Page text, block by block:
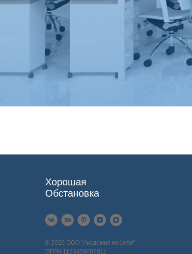
Хорошая
Обстановка
© 2026 ООО "Академия мебели"
ОГРН 1123459005911